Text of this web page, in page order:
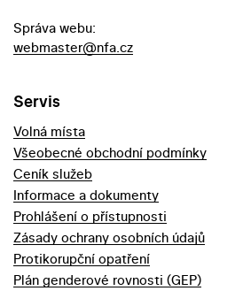
Správa webu:
webmaster@nfa.cz
Servis
Volná místa
Všeobecné obchodní podmínky
Ceník služeb
Informace a dokumenty
Prohlášení o přístupnosti
Zásady ochrany osobních údajů
Protikorupční opatření
Plán genderové rovnosti (GEP)